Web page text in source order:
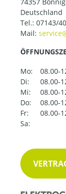
Deutschland
Tel.: 07143/
Mail:
Mo:
08.00-
Di:
08.00-
Mi:
08.00-
Do:
08.00-
Fr:
08.00-
Sa: